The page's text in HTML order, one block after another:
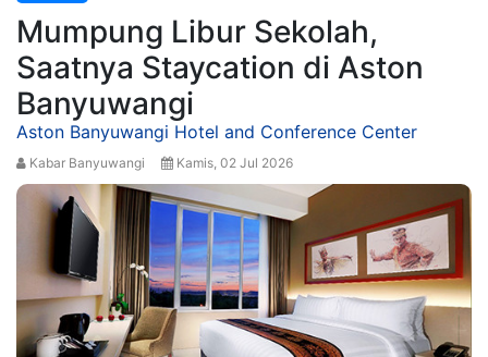
Mumpung Libur Sekolah,
Saatnya Staycation di Aston
Banyuwangi
Aston Banyuwangi Hotel and Conference Center
Kabar Banyuwangi Kamis, 02 Jul 2026